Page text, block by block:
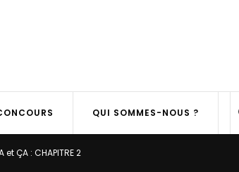
QUI SOMMES-NOUS ?
ÇA : CHAPITRE 2